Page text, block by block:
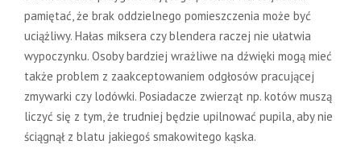
pamiętać, że brak oddzielnego pomieszczenia może być
uciążliwy. Hałas miksera czy blendera raczej nie ułatwia
wypoczynku. Osoby bardziej wrażliwe na dźwięki mogą mieć
także problem z zaakceptowaniem odgłosów pracującej
zmywarki czy lodówki. Posiadacze zwierząt np. kotów muszą
liczyć się z tym, że trudniej będzie upilnować pupila, aby nie
ściągnął z blatu jakiegoś smakowitego kąska.